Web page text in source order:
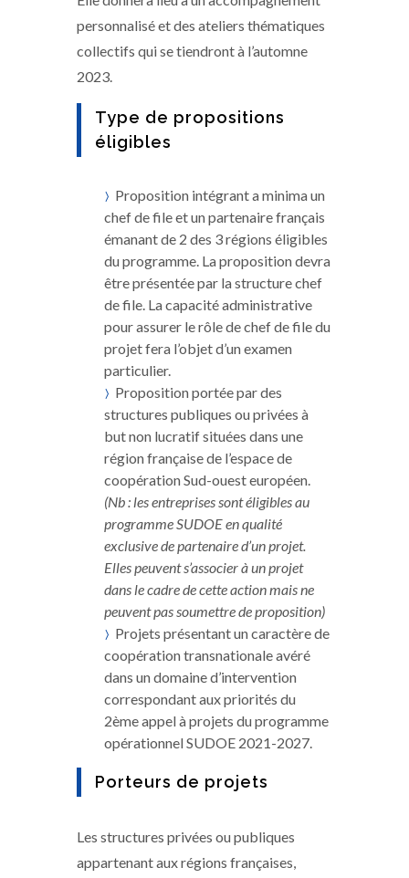
personnalisé et des ateliers thématiques
collectifs qui se tiendront à l’automne
2023.
Type de propositions
éligibles
Proposition intégrant a minima un
chef de file et un partenaire français
émanant de 2 des 3 régions éligibles
du programme. La proposition devra
être présentée par la structure chef
de file. La capacité administrative
pour assurer le rôle de chef de file du
projet fera l’objet d’un examen
particulier.
Proposition portée par des
structures publiques ou privées à
but non lucratif situées dans une
région française de l’espace de
coopération Sud-ouest européen.
(Nb : les entreprises sont éligibles au
programme SUDOE en qualité
exclusive de partenaire d’un projet.
Elles peuvent s’associer à un projet
dans le cadre de cette action mais ne
peuvent pas soumettre de proposition)
Projets présentant un caractère de
coopération transnationale avéré
dans un domaine d’intervention
correspondant aux priorités du
2ème appel à projets du programme
opérationnel SUDOE 2021-2027.
Porteurs de projets
Les structures privées ou publiques
appartenant aux régions françaises,